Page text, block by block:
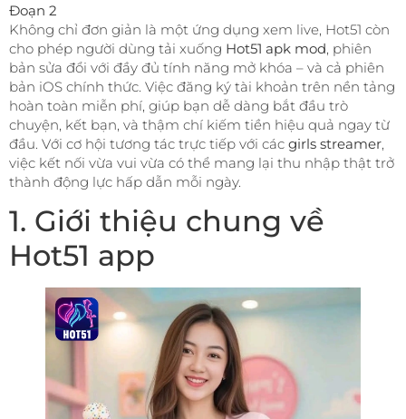
Đoạn 2
Không chỉ đơn giản là một ứng dụng xem live, Hot51 còn
cho phép người dùng tải xuống Hot51 apk mod , phiên
bản sửa đổi với đầy đủ tính năng mở khóa – và cả phiên
bản iOS chính thức. Việc đăng ký tài khoản trên nền tảng
hoàn toàn miễn phí, giúp bạn dễ dàng bắt đầu trò
chuyện, kết bạn, và thậm chí kiếm tiền hiệu quả ngay từ
đầu. Với cơ hội tương tác trực tiếp với các girls streamer
việc kết nối vừa vui vừa có thể mang lại thu nhập thật trở
thành động lực hấp dẫn mỗi ngày.
1. Giới thiệu chung về
Hot51 app